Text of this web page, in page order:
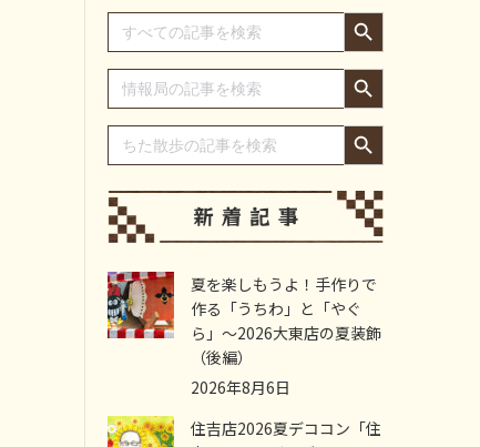
Search
for:
Search Button
Search
for:
Search Button
Search
for:
Search Button
夏を楽しもうよ！手作りで
作る「うちわ」と「やぐ
ら」～2026大東店の夏装飾
（後編）
2026年8月6日
住吉店2026夏デココン「住